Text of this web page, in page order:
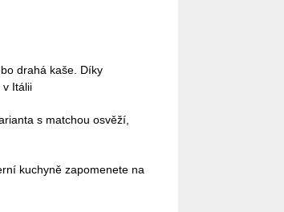
drahá kaše. Díky
v Itálii
s matchou osvěží,
kuchyně zapomenete na